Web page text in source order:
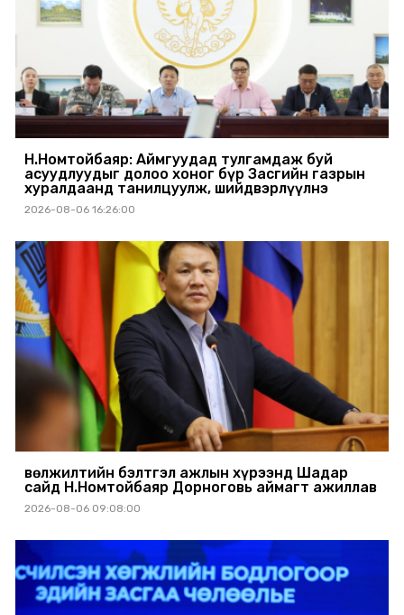
Н.Номтойбаяр: Аймгуудад тулгамдаж буй
асуудлуудыг долоо хоног бүр Засгийн газрын
хуралдаанд танилцуулж, шийдвэрлүүлнэ
2026-08-06 16:26:00
Өвөлжилтийн бэлтгэл ажлын хүрээнд Шадар
сайд Н.Номтойбаяр Дорноговь аймагт ажиллав
2026-08-06 09:08:00